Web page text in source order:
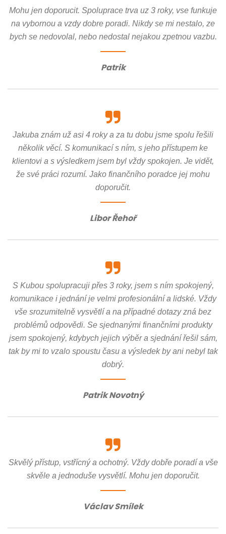
Mohu jen doporucit. Spoluprace trva uz 3 roky, vse funkuje
na vybornou a vzdy dobre poradi. Nikdy se mi nestalo, ze
bych se nedovolal, nebo nedostal nejakou zpetnou vazbu.
Patrik
Jakuba znám už asi 4 roky a za tu dobu jsme spolu řešili
několik věcí. S komunikací s ním, s jeho přístupem ke
klientovi a s výsledkem jsem byl vždy spokojen. Je vidět,
že své práci rozumí. Jako finančního poradce jej mohu
doporučit.
Libor Řehoř
S Kubou spolupracuji přes 3 roky, jsem s ním spokojený,
komunikace i jednání je velmi profesionální a lidské. Vždy
vše srozumitelně vysvětlí a na případné dotazy zná bez
problémů odpovědi. Se sjednanými finančními produkty
jsem spokojený, kdybych jejich výběr a sjednání řešil sám,
tak by mi to vzalo spoustu času a výsledek by ani nebyl tak
dobrý.
Patrik Novotný
Skvělý přístup, vstřícný a ochotný. Vždy dobře poradí a vše
skvěle a jednoduše vysvětlí. Mohu jen doporučit.
Václav Smílek